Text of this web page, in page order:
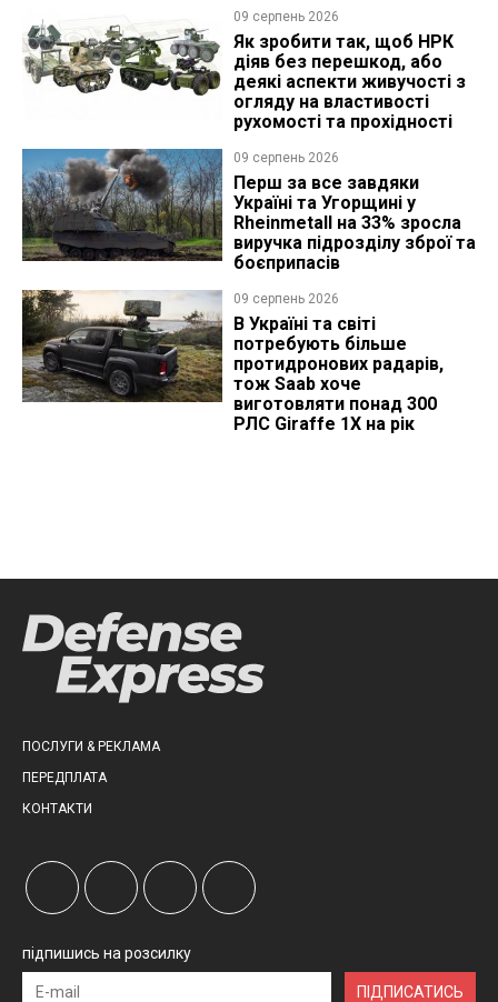
09 серпень 2026
Як зробити так, щоб НРК
діяв без перешкод, або
деякі аспекти живучості з
огляду на властивості
рухомості та прохідності
09 серпень 2026
Перш за все завдяки
Україні та Угорщині у
Rheinmetall на 33% зросла
виручка підрозділу зброї та
боєприпасів
09 серпень 2026
В Україні та світі
потребують більше
протидронових радарів,
тож Saab хоче
виготовляти понад 300
РЛС Giraffe 1X на рік
ПОСЛУГИ & РЕКЛАМА
ПЕРЕДПЛАТА
КОНТАКТИ
підпишись на розсилку
ПІДПИСАТИСЬ